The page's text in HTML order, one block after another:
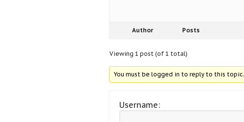
Author Posts
Viewing 1 post (of 1 total)
You must be logged in to reply to this topic.
Username: